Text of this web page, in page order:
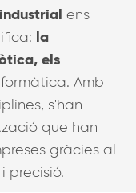
ens
la
els
Amb
s'han
que han
gràcies al
precisió.